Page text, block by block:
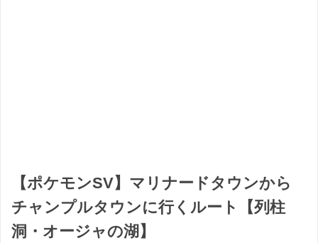
【ポケモンSV】マリナードタウンから
チャンプルタウンに行くルート【列柱
洞・オージャの湖】